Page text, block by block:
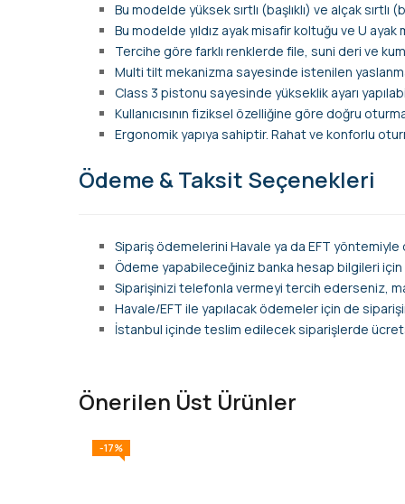
Bu modelde yüksek sırtlı (başlıklı) ve alçak sırtlı
Bu modelde yıldız ayak misafir koltuğu ve U
Tercihe göre farklı renklerde file, suni deri ve
Multi tilt mekanizma sayesinde istenilen
Class 3 pistonu sayesinde yükseklik ayarı
Kullanıcısının fiziksel özelliğine göre doğru
Ergonomik yapıya sahiptir. Rahat ve konforlu
Ödeme & Taksit Seçenekleri
Sipariş ödemelerini Havale ya da EFT
Ödeme yapabileceğiniz banka hesap bilgileri için
Siparişinizi telefonla vermeyi tercih ederseniz,
Havale/EFT ile yapılacak ödemeler için de
İstanbul içinde teslim edilecek siparişlerde
Önerilen Üst Ürünler
-17%